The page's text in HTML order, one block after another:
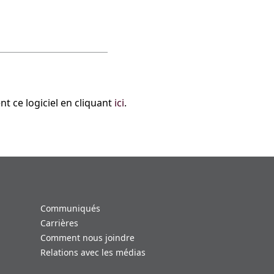
ce logiciel en cliquant ici.
Communiqués
Carrières
Comment nous joindre
Relations avec les médias